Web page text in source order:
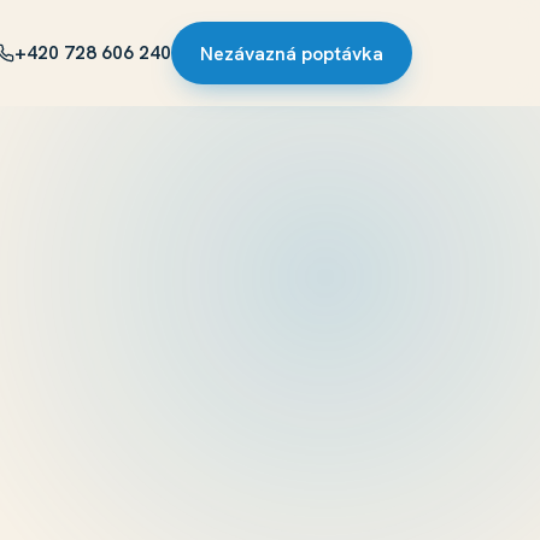
+420 728 606 240 Nezávazná poptávka